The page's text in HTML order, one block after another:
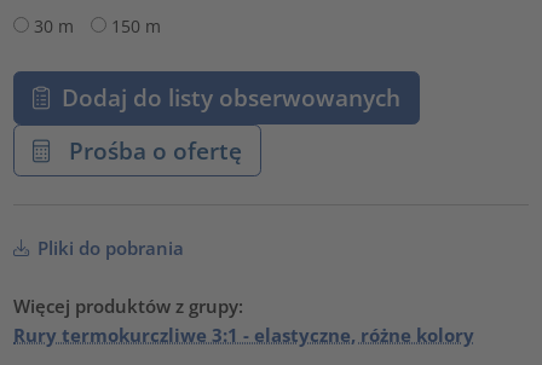
30 m
150 m
Dodaj do listy obserwowanych
Prośba o ofertę
Pliki do pobrania
Więcej produktów z grupy:
Rury termokurczliwe 3:1 - elastyczne, różne kolory